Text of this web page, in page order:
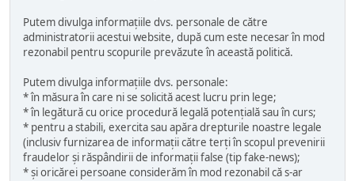
Putem divulga informațiile dvs. personale de către
administratorii acestui website, după cum este necesar în mod
rezonabil pentru scopurile prevăzute în această politică.
Putem divulga informațiile dvs. personale:
* în măsura în care ni se solicită acest lucru prin lege;
* în legătură cu orice procedură legală potențială sau în curs;
* pentru a stabili, exercita sau apăra drepturile noastre legale
(inclusiv furnizarea de informații către terți în scopul prevenirii
fraudelor și răspândirii de informații false (tip fake-news);
* și oricărei persoane considerăm în mod rezonabil că s-ar